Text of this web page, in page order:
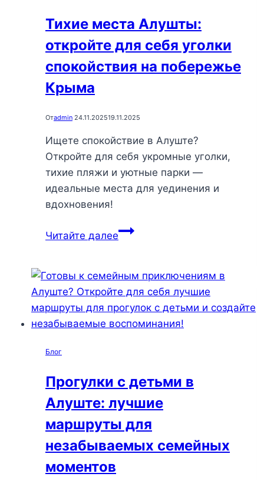
отдыха
на
свежем
Тихие места Алушты:
откройте для себя уголки
спокойствия на побережье
Крыма
Отadmin 24.11.202519.11.2025
Ищете спокойствие в Алуште?
Откройте для себя укромные уголки,
тихие пляжи и уютные парки —
идеальные места для уединения и
вдохновения!
Читайте далееТихие
откройте
для
себя
уголки
Крыма
Блог
Прогулки с детьми в
Алуште: лучшие
маршруты для
незабываемых семейных
моментов